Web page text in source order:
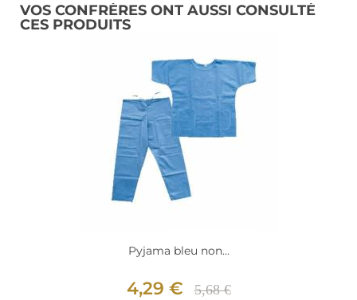
VOS CONFRÈRES ONT AUSSI CONSULTÉ
CES PRODUITS
Pyjama bleu non...
4,29 € 5,68 €